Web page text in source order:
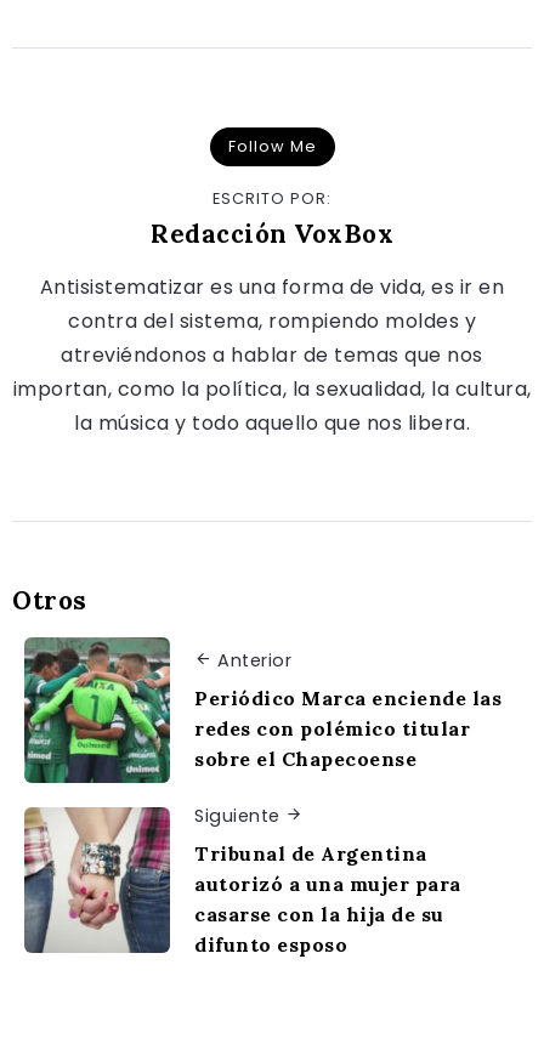
Follow Me
ESCRITO POR:
Redacción VoxBox
Antisistematizar es una forma de vida, es ir en
contra del sistema, rompiendo moldes y
atreviéndonos a hablar de temas que nos
importan, como la política, la sexualidad, la cultura,
la música y todo aquello que nos libera.
Otros
Anterior
Periódico Marca enciende las
redes con polémico titular
sobre el Chapecoense
Siguiente
Tribunal de Argentina
autorizó a una mujer para
casarse con la hija de su
difunto esposo